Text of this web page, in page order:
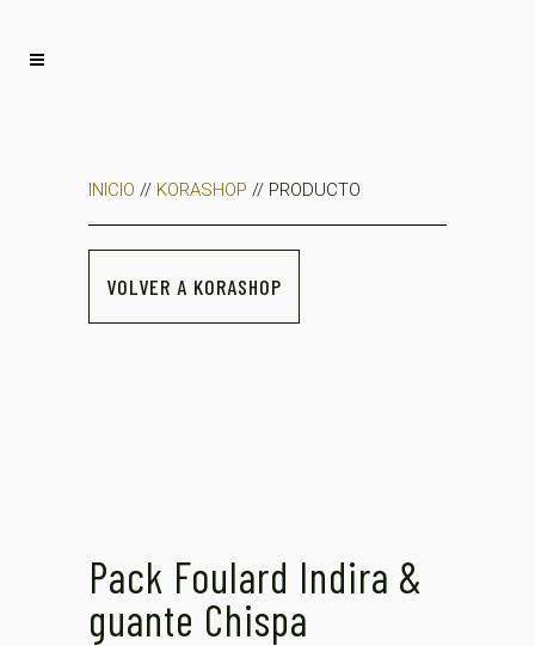
INICIO // KORASHOP // PRODUCTO
VOLVER A KORASHOP
Pack Foulard Indira &
guante Chispa